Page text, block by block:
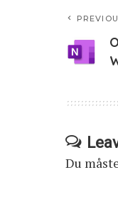
Du